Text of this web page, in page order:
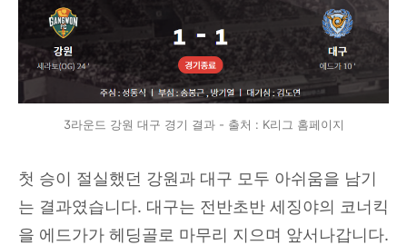
3라운드 강원 대구 경기 결과 - 출처 : K리그 홈페이지
첫 승이 절실했던 강원과 대구 모두 아쉬움을 남기
는 결과였습니다. 대구는 전반초반 세징야의 코너킥
을 에드가가 헤딩골로 마무리 지으며 앞서나갑니다.